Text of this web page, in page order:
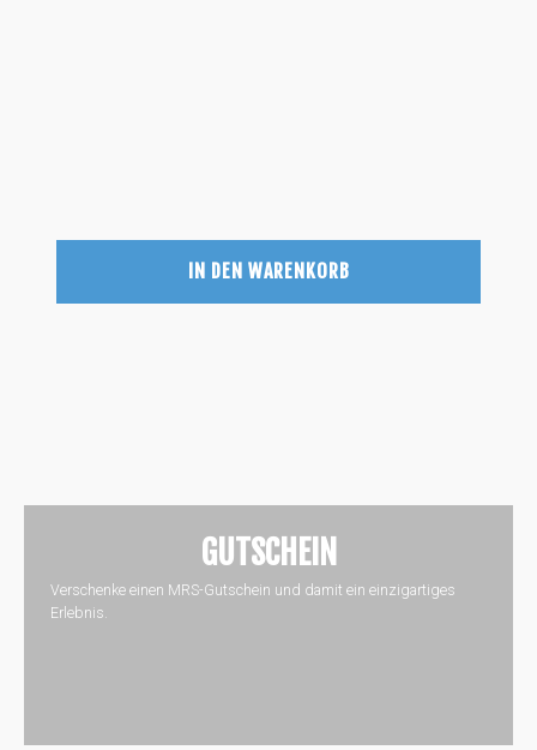
IN DEN WARENKORB
GUTSCHEIN
Verschenke einen MRS-Gutschein und damit ein einzigartiges
Erlebnis.